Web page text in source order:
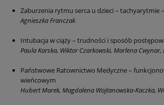
Zaburzenia rytmu serca u dzieci – tachyarytmie
Agnieszka Franczak
Intubacja w ciąży – trudności i sposób
Paula Karska, Wiktor Czarkowski, Marlena
Państwowe Ratownictwo Medyczne –
wieńcowym
Hubert Marek, Magdalena Wojtanowska-Kaczka,